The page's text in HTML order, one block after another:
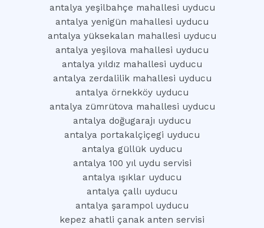
antalya yeşilbahçe mahallesi uyducu
antalya yenigün mahallesi uyducu
antalya yüksekalan mahallesi uyducu
antalya yeşilova mahallesi uyducu
antalya yıldız mahallesi uyducu
antalya zerdalilik mahallesi uyducu
antalya örnekköy uyducu
antalya zümrütova mahallesi uyducu
antalya doğugarajı uyducu
antalya portakalçiçegi uyducu
antalya güllük uyducu
antalya 100 yıl uydu servisi
antalya ışıklar uyducu
antalya çallı uyducu
antalya şarampol uyducu
kepez ahatli çanak anten servisi